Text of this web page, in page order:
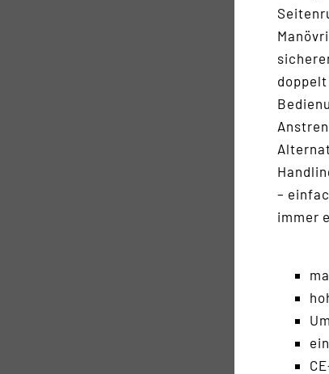
–
immer